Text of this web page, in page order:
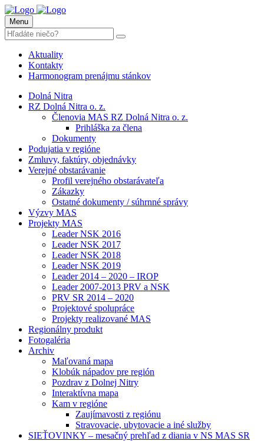
Menu
Aktuality
Kontakty
Harmonogram prenájmu stánkov
Dolná Nitra
RZ Dolná Nitra o. z.
Členovia MAS RZ Dolná Nitra o. z.
Prihláška za člena
Dokumenty
Podujatia v regióne
Zmluvy, faktúry, objednávky
Verejné obstarávanie
Profil verejného obstarávateľa
Zákazky
Ostatné dokumenty / súhrnné správy
Výzvy MAS
Projekty MAS
Leader NSK 2016
Leader NSK 2017
Leader NSK 2018
Leader NSK 2019
Leader 2014 – 2020 – IROP
Leader 2007-2013 PRV a NSK
PRV SR 2014 – 2020
Projektové spolupráce
Projekty realizované MAS
Regionálny produkt
Fotogaléria
Archiv
Maľovaná mapa
Klobúk nápadov pre región
Pozdrav z Dolnej Nitry
Interaktívna mapa
Kam v regióne
Zaujímavosti z regiónu
Stravovacie, ubytovacie a iné služby
SIEŤOVINKY – mesačný prehľad z diania v NS MAS SR